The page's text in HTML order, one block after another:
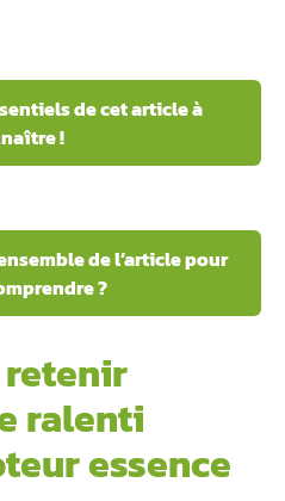
de cet article à
!
de l’article pour
?
retenir
ralenti
essence